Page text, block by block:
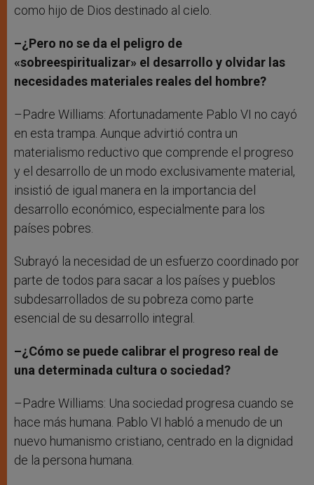
como hijo de Dios destinado al cielo.
–¿Pero no se da el peligro de
«sobreespiritualizar» el desarrollo y olvidar las
necesidades materiales reales del hombre?
–Padre Williams: Afortunadamente Pablo VI no cayó
en esta trampa. Aunque advirtió contra un
materialismo reductivo que comprende el progreso
y el desarrollo de un modo exclusivamente material,
insistió de igual manera en la importancia del
desarrollo económico, especialmente para los
países pobres.
Subrayó la necesidad de un esfuerzo coordinado por
parte de todos para sacar a los países y pueblos
subdesarrollados de su pobreza como parte
esencial de su desarrollo integral.
–¿Cómo se puede calibrar el progreso real de
una determinada cultura o sociedad?
–Padre Williams: Una sociedad progresa cuando se
hace más humana. Pablo VI habló a menudo de un
nuevo humanismo cristiano, centrado en la dignidad
de la persona humana.